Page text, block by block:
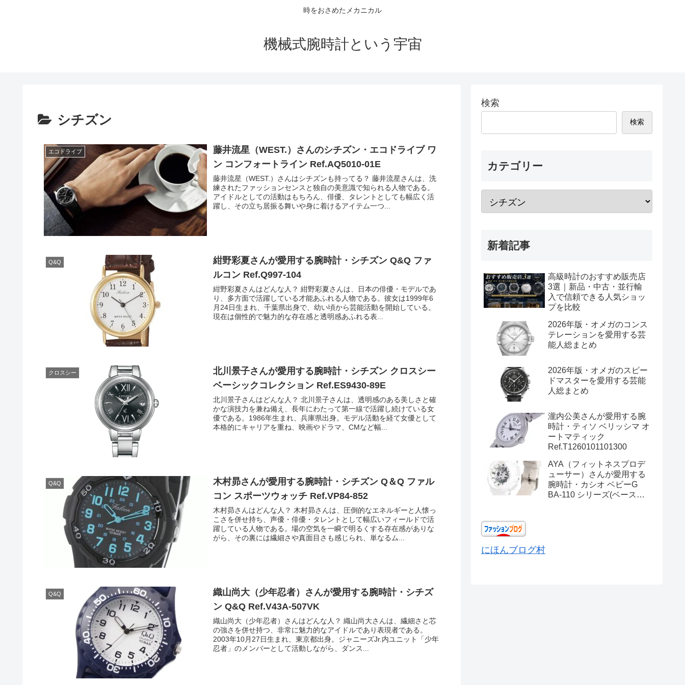
時をおさめたメカニカル
機械式腕時計という宇宙
シチズン
エコドライブ
藤井流星（WEST.）さんのシチズン・エコドライブ ワ
ン コンフォートライン Ref.AQ5010-01E
藤井流星（WEST.）さんはシチズンも持ってる？ 藤井流星さんは、洗
練されたファッションセンスと独自の美意識で知られる人物である。
アイドルとしての活動はもちろん、俳優、タレントとしても幅広く活
躍し、その立ち居振る舞いや身に着けるアイテム一つ...
Q&Q
紺野彩夏さんが愛用する腕時計・シチズン Q&Q ファ
ルコン Ref.Q997-104
紺野彩夏さんはどんな人？ 紺野彩夏さんは、日本の俳優・モデルであ
り、多方面で活躍している才能あふれる人物である。彼女は1999年6
月24日生まれ、千葉県出身で、幼い頃から芸能活動を開始している。
現在は個性的で魅力的な存在感と透明感あふれる表...
クロスシー
北川景子さんが愛用する腕時計・シチズン クロスシー
ベーシックコレクション Ref.ES9430-89E
北川景子さんはどんな人？ 北川景子さんは、透明感のある美しさと確
かな演技力を兼ね備え、長年にわたって第一線で活躍し続けている女
優である。1986年生まれ、兵庫県出身。モデル活動を経て女優として
本格的にキャリアを重ね、映画やドラマ、CMなど幅...
Q&Q
木村昴さんが愛用する腕時計・シチズン Q＆Q ファル
コン スポーツウォッチ Ref.VP84-852
木村昴さんはどんな人？ 木村昴さんは、圧倒的なエネルギーと人懐っ
こさを併せ持ち、声優・俳優・タレントとして幅広いフィールドで活
躍している人物である。場の空気を一瞬で明るくする存在感がありな
がら、その裏には繊細さや真面目さも感じられ、単なるム...
Q&Q
織山尚大（少年忍者）さんが愛用する腕時計・シチズ
ン Q&Q Ref.V43A-507VK
織山尚大（少年忍者）さんはどんな人？ 織山尚大さんは、繊細さと芯
の強さを併せ持つ、非常に魅力的なアイドルであり表現者である。
2003年10月27日生まれ、東京都出身。ジャニーズJr.内ユニット「少年
忍者」のメンバーとして活動しながら、ダンス...
検索
検索
カテゴリー
新着記事
高級時計のおすすめ販売店
3選｜新品・中古・並行輸
入で信頼できる人気ショッ
プを比較
2026年版・オメガのコンス
テレーションを愛用する芸
能人総まとめ
2026年版・オメガのスピー
ドマスターを愛用する芸能
人総まとめ
瀧内公美さんが愛用する腕
時計・ティソ ベリッシマ オ
ートマティック
Ref.T1260101101300
AYA（フィットネスプロデ
ューサー）さんが愛用する
腕時計・カシオ ベビーG
BA-110 シリーズ(ベースモ
にほんブログ村